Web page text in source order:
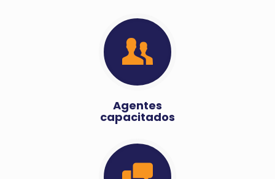
Agentes
capacitados